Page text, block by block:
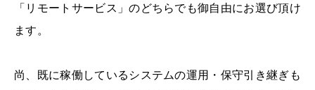
「リモートサービス」のどちらでも御自由にお選び頂け
ます。
尚、既に稼働しているシステムの運用・保守引き継ぎも